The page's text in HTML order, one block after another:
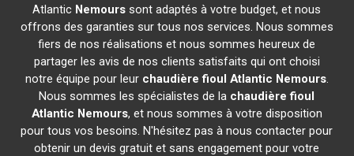
Atlantic Nemours sont adaptés à votre budget, et nous
offrons des garanties sur tous nos services. Nous sommes
fiers de nos réalisations et nous sommes heureux de
partager les avis de nos clients satisfaits qui ont choisi
notre équipe pour leur chaudière fioul Atlantic Nemours.
Nous sommes les spécialistes de la chaudière fioul
Atlantic Nemours, et nous sommes à votre disposition
pour tous vos besoins. N'hésitez pas à nous contacter pour
obtenir un devis gratuit et sans engagement pour votre